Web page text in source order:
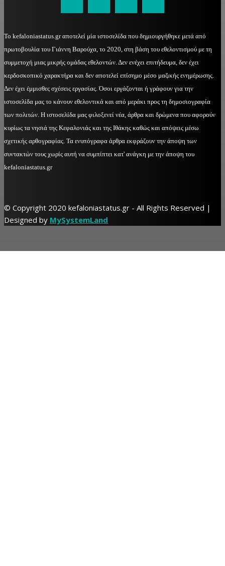
Το kefaloniastatus.gr αποτελεί μία ιστοσελίδα που δημιουργήθηκε μετά από
πρωτοβουλία του Γιάννη Βαρούχα, το 2020, στη βάση του εθελοντισμού με τη
συμμετοχή μιας μικρής ομάδας εθελοντών. Δεν ενέχει επιτήδευμα, δεν έχει
κερδοσκοπικό χαρακτήρα και δεν αποτελεί επίσημο μέσο μαζικής ενημέρωσης.
Δεν έχει έμμισθες σχέσεις εργασίας. Όσοι εργάζονται ή γράφουν για την
ιστοσελίδα μας το κάνουν εθελοντικά και από μεράκι προς τη δημοσιογραφία
των πολιτών. Η ιστοσελίδα μας φιλοξενεί νέα, άρθρα και δρώμενα που αφορούν
κυρίως τα νησιά της Κεφαλονιάς και της Ιθάκης καθώς και απόψεις μέσω
σχετικής αρθογραφίας. Τα ενυπόγραφα άρθρα εκφράζουν την άποψη των
συντακτών τους χωρίς αυτή να συμπίπτει κατ' ανάγκη με την άποψη του
kefaloniastatus.gr
© Copyright 2020 kefaloniastatus.gr - All Rights Reserved |
Designed by MySystemLand